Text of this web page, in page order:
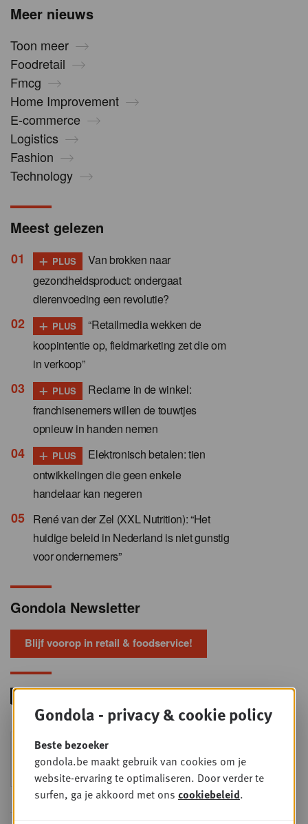
Meer nieuws
Toon meer
Foodretail
Fmcg
Home Improvement
E-commerce
Logistics
Fashion
Technology
Meest gelezen
+ PLUS
Van brokken naar
gezondheidsproduct: ondergaat
dierenvoeding een revolutie?
+ PLUS
“Retailmedia wekken de
koopintentie op, fieldmarketing zet die om
in verkoop”
+ PLUS
Reclame in de winkel:
franchisenemers willen de touwtjes
opnieuw in handen nemen
+ PLUS
Elektronisch betalen: tien
ontwikkelingen die geen enkele
handelaar kan negeren
René van der Zel (XXL Nutrition): “Het
huidige beleid in Nederland is niet gunstig
voor ondernemers”
Gondola Newsletter
Blijf voorop in retail & foodservice!
WOE
9
Foodservice - Joint
business planning
Intro to Negotiation: Succes aan de
onderhandelingstafel is geen toeval!
Gondola - privacy & cookie policy
Beste bezoeker
gondola.be maakt gebruik van cookies om je
website-ervaring te optimaliseren. Door verder te
surfen, ga je akkoord met ons cookiebeleid.